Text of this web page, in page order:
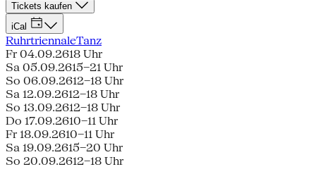
Tickets kaufen
iCal
RuhrtriennaleTanz
Fr 04.09.2618 Uhr
Sa 05.09.2615–21 Uhr
So 06.09.2612–18 Uhr
Sa 12.09.2612–18 Uhr
So 13.09.2612–18 Uhr
Do 17.09.2610–11 Uhr
Fr 18.09.2610–11 Uhr
Sa 19.09.2615–20 Uhr
So 20.09.2612–18 Uhr